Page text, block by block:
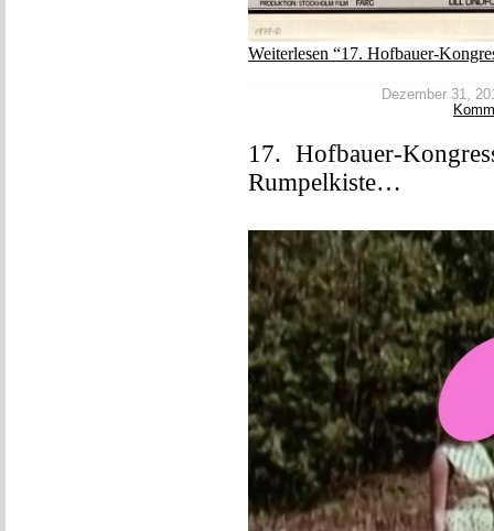
Weiterlesen “17. Hofbauer-
Dezember 31,
17. Hofbauer-
Rumpelkiste…